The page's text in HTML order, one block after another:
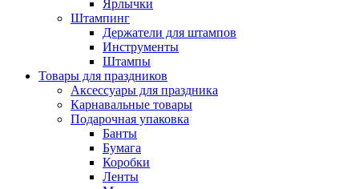
Ярлычки
Штампинг
Держатели для штампов
Инструменты
Штампы
Товары для праздников
Аксессуары для праздника
Карнавальные товары
Подарочная упаковка
Банты
Бумага
Коробки
Ленты